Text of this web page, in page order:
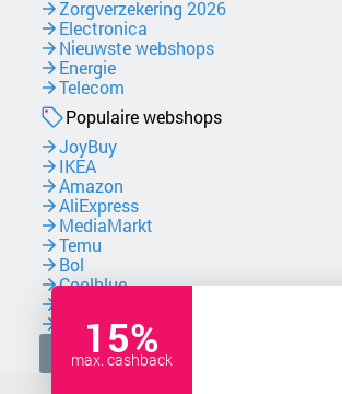
Zorgverzekering 2026
Electronica
Nieuwste webshops
Energie
Telecom
Populaire webshops
JoyBuy
IKEA
Amazon
AliExpress
MediaMarkt
Temu
Bol
Coolblue
Zalando
Facebook
15%
max. cashback